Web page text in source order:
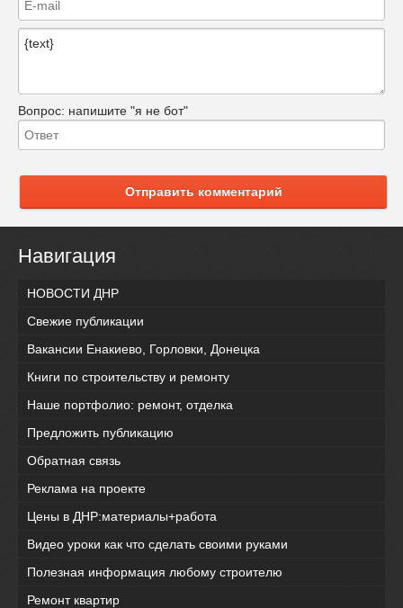
Вопрос: напишите "я не бот"
Отправить комментарий
Навигация
НОВОСТИ ДНР
Свежие публикации
Вакансии Енакиево, Горловки, Донецка
Книги по строительству и ремонту
Наше портфолио: ремонт, отделка
Предложить публикацию
Обратная связь
Реклама на проекте
Цены в ДНР:материалы+работа
Видео уроки как что сделать своими руками
Полезная информация любому строителю
Ремонт квартир